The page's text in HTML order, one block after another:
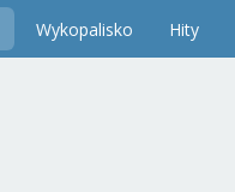
Wykopalisko Hity